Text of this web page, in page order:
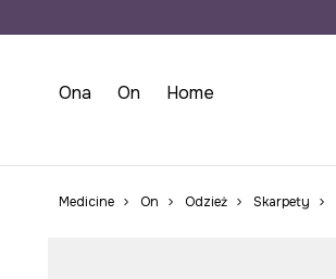
Ona On Home
Medicine On Odzież Skarpety